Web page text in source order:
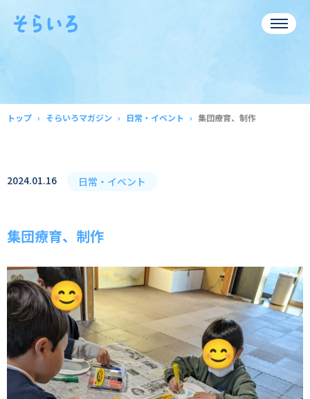
トップ そらいろマガジン 日常・イベント 集団療育、制作
2024.01.16 日常・イベント
集団療育、制作